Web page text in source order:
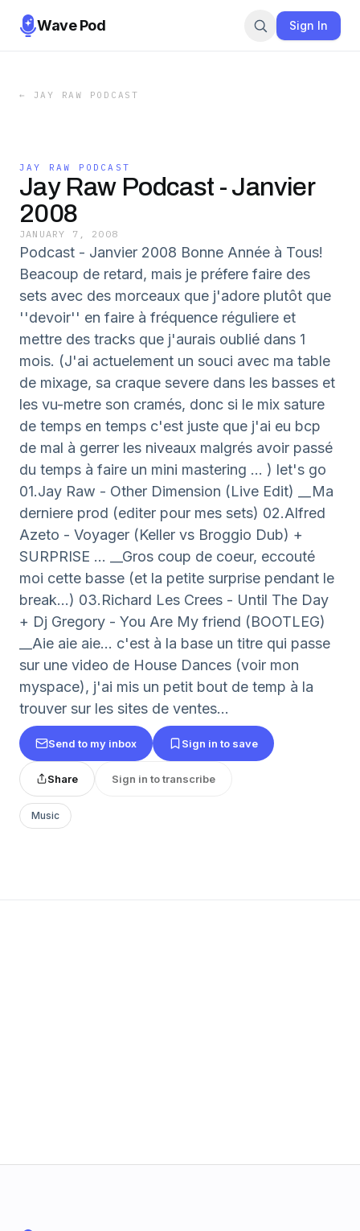
Wave Pod Sign In
← JAY RAW PODCAST
JAY RAW PODCAST
Jay Raw Podcast - Janvier
2008
JANUARY 7, 2008
Podcast - Janvier 2008 Bonne Année à Tous!
Beacoup de retard, mais je préfere faire des
sets avec des morceaux que j'adore plutôt que
''devoir'' en faire à fréquence réguliere et
mettre des tracks que j'aurais oublié dans 1
mois. (J'ai actuelement un souci avec ma table
de mixage, sa craque severe dans les basses et
les vu-metre son cramés, donc si le mix sature
de temps en temps c'est juste que j'ai eu bcp
de mal à gerrer les niveaux malgrés avoir passé
du temps à faire un mini mastering ... ) let's go
01.Jay Raw - Other Dimension (Live Edit) __Ma
derniere prod (editer pour mes sets) 02.Alfred
Azeto - Voyager (Keller vs Broggio Dub) +
SURPRISE ... __Gros coup de coeur, eccouté
moi cette basse (et la petite surprise pendant le
break...) 03.Richard Les Crees - Until The Day
+ Dj Gregory - You Are My friend (BOOTLEG)
__Aie aie aie... c'est à la base un titre qui passe
sur une video de House Dances (voir mon
myspace), j'ai mis un petit bout de temp à la
trouver sur les sites de ventes...
Send to my inbox Sign in to save
Share Sign in to transcribe
Music